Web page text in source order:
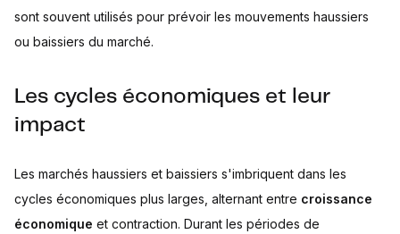
sont souvent utilisés pour prévoir les mouvements haussiers
ou baissiers du marché.
Les cycles économiques et leur
impact
Les marchés haussiers et baissiers s'imbriquent dans les
cycles économiques plus larges, alternant entre croissance
économique et contraction. Durant les périodes de